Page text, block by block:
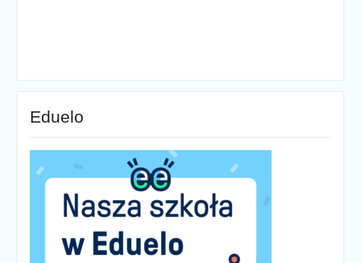
Eduelo